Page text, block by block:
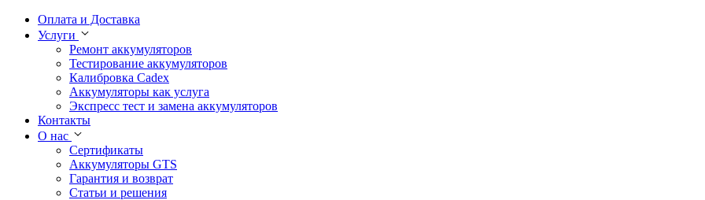
Оплата и Доставка
Услуги
Ремонт аккумуляторов
Тестирование аккумуляторов
Калибровка Cadex
Аккумуляторы как услуга
Экспресс тест и замена аккумуляторов
Контакты
О нас
Сертификаты
Аккумуляторы GTS
Гарантия и возврат
Статьи и решения